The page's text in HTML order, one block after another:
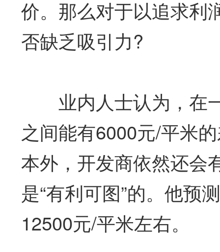
价。那么对于以追求利
否缺乏吸引力?
业内人士认为，在
之间能有6000元/平米
本外，开发商依然还会
是“有利可图”的。他预
12500元/平米左右。